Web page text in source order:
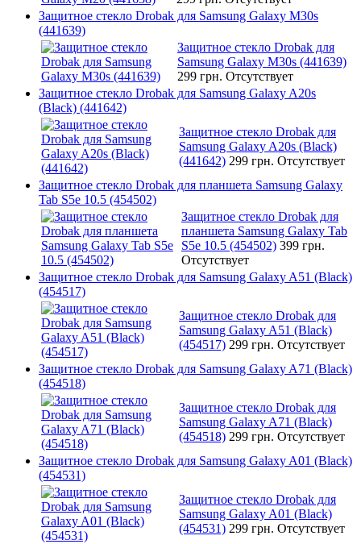
Защитное стекло Drobak для Samsung Galaxy M30s
(441639)
Защитное стекло Drobak для
Samsung Galaxy M30s (441639)
299 грн. Отсутствует
Защитное стекло Drobak для Samsung Galaxy A20s
(Black) (441642)
Защитное стекло Drobak для
Samsung Galaxy A20s (Black)
(441642) 299 грн. Отсутствует
Защитное стекло Drobak для планшета Samsung Galaxy
Tab S5e 10.5 (454502)
Защитное стекло Drobak для
планшета Samsung Galaxy Tab
S5e 10.5 (454502) 399 грн.
Отсутствует
Защитное стекло Drobak для Samsung Galaxy A51 (Black)
(454517)
Защитное стекло Drobak для
Samsung Galaxy A51 (Black)
(454517) 299 грн. Отсутствует
Защитное стекло Drobak для Samsung Galaxy A71 (Black)
(454518)
Защитное стекло Drobak для
Samsung Galaxy A71 (Black)
(454518) 299 грн. Отсутствует
Защитное стекло Drobak для Samsung Galaxy A01 (Black)
(454531)
Защитное стекло Drobak для
Samsung Galaxy A01 (Black)
(454531) 299 грн. Отсутствует